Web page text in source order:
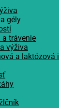
gély
a trávenie
výživa
a laktózová